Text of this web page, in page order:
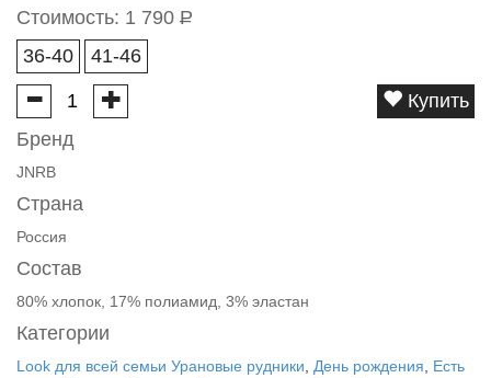
Стоимость: 1 790 Р
36-40
41-46
Купить
Бренд
JNRB
Страна
Россия
Состав
80% хлопок, 17% полиамид, 3% эластан
Категории
Look для всей семьи Урановые рудники День рождения
Есть